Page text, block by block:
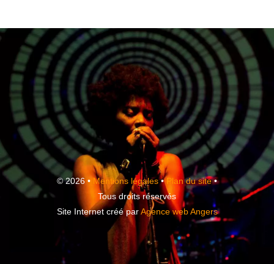
© 2026 • Mentions légales•Plan du site•
Tous droits réservés
Site Internet créé parAgence web Angers